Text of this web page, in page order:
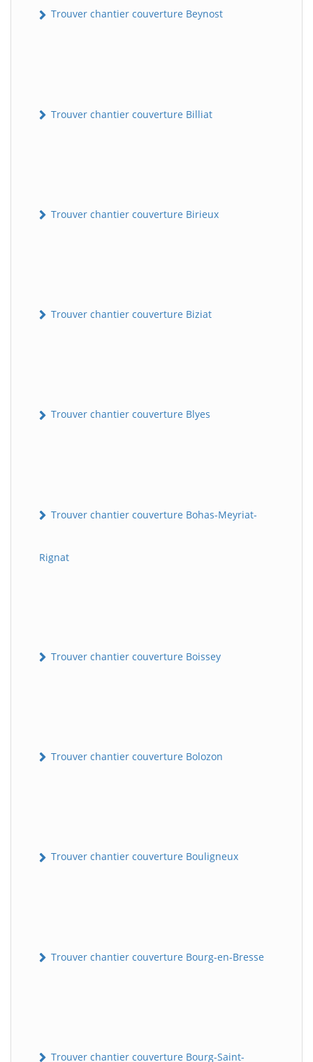
Trouver chantier couverture Beynost
Trouver chantier couverture Billiat
Trouver chantier couverture Birieux
Trouver chantier couverture Biziat
Trouver chantier couverture Blyes
Trouver chantier couverture Bohas-Meyriat-
Rignat
Trouver chantier couverture Boissey
Trouver chantier couverture Bolozon
Trouver chantier couverture Bouligneux
Trouver chantier couverture Bourg-en-Bresse
Trouver chantier couverture Bourg-Saint-